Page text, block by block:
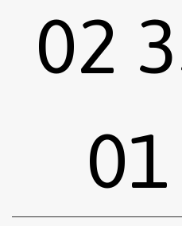
02